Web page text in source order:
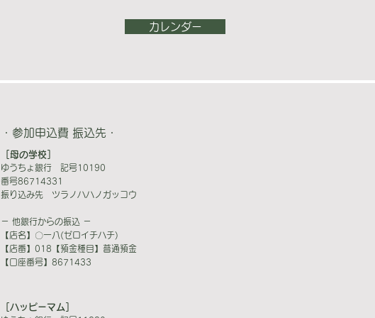
カレンダー
・参加申込費 振込先・
［母の学校］
ゆうちょ銀行 記号10190
番号86714331
振り込み先 ツラノハハノガッコウ
－ 他銀行からの振込 －
【店名】〇一八(ゼロイチハチ)
【店番】018【預金種目】普通預金
【口座番号】8671433
［ハッピーマム］